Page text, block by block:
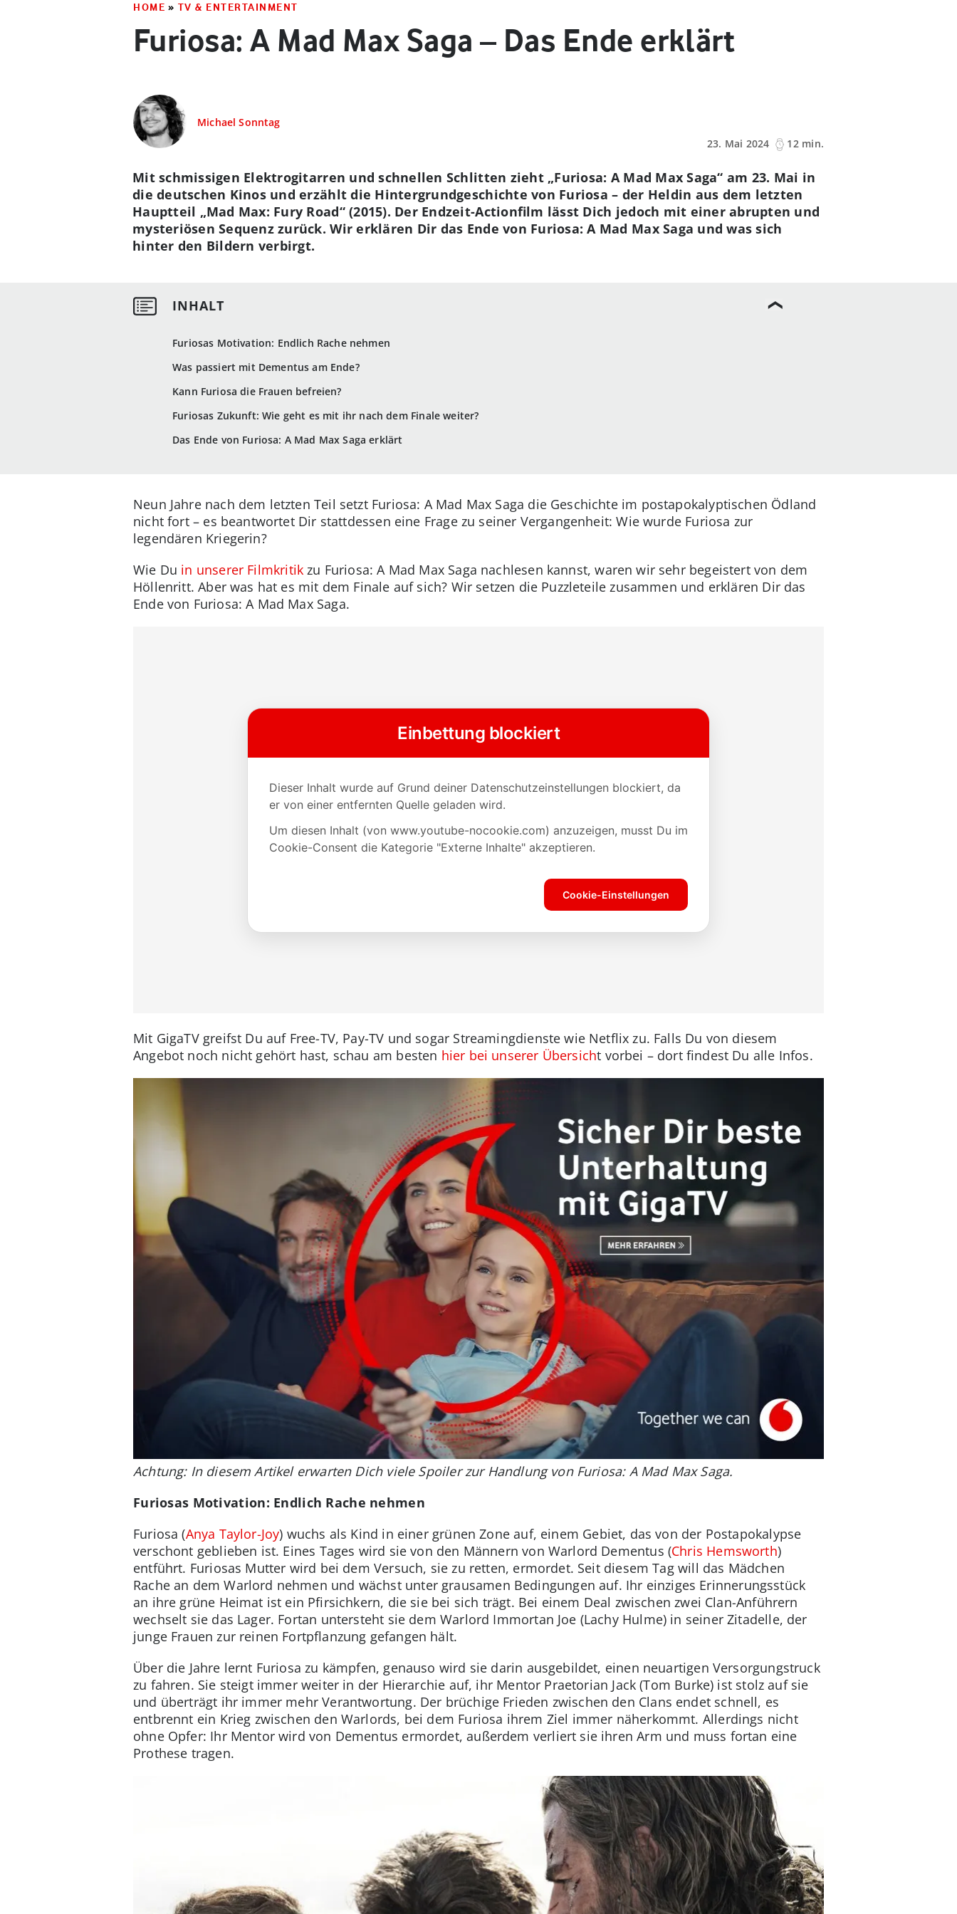
HOME » TV & ENTERTAINMENT
Furiosa: A Mad Max Saga – Das Ende erklärt
Michael Sonntag
23. Mai 2024
12 min.
Furiosas Motivation: Endlich Rache nehmen
Was passiert mit Dementus am Ende?
Kann Furiosa die Frauen befreien?
Furiosas Zukunft: Wie geht es mit ihr nach dem Finale weiter?
Das Ende von Furiosa: A Mad Max Saga erklärt
Mit schmissigen Elektrogitarren und schnellen Schlitten zieht „Furiosa: A Mad Max Saga“ am 23. Mai in
die deutschen Kinos und erzählt die Hintergrundgeschichte von Furiosa – der Heldin aus dem letzten
Hauptteil „Mad Max: Fury Road“ (2015). Der Endzeit-Actionfilm lässt Dich jedoch mit einer abrupten und
mysteriösen Sequenz zurück. Wir erklären Dir das Ende von Furiosa: A Mad Max Saga und was sich
hinter den Bildern verbirgt.
Neun Jahre nach dem letzten Teil setzt Furiosa: A Mad Max Saga die Geschichte im postapokalyptischen Ödland
nicht fort – es beantwortet Dir stattdessen eine Frage zu seiner Vergangenheit: Wie wurde Furiosa zur
legendären Kriegerin?
Wie Du in unserer Filmkritik zu Furiosa: A Mad Max Saga nachlesen kannst, waren wir sehr begeistert von dem
Höllenritt. Aber was hat es mit dem Finale auf sich? Wir setzen die Puzzleteile zusammen und erklären Dir das
Ende von Furiosa: A Mad Max Saga.
Mit GigaTV greifst Du auf Free-TV, Pay-TV und sogar Streamingdienste wie Netflix zu. Falls Du von diesem
Angebot noch nicht gehört hast, schau am besten hier bei unserer Übersicht vorbei – dort findest Du alle Infos.
Achtung: In diesem Artikel erwarten Dich viele Spoiler zur Handlung von Furiosa: A Mad Max Saga.
Furiosas Motivation: Endlich Rache nehmen
Furiosa (Anya Taylor-Joy) wuchs als Kind in einer grünen Zone auf, einem Gebiet, das von der Postapokalypse
verschont geblieben ist. Eines Tages wird sie von den Männern von Warlord Dementus (Chris Hemsworth)
entführt. Furiosas Mutter wird bei dem Versuch, sie zu retten, ermordet. Seit diesem Tag will das Mädchen
Rache an dem Warlord nehmen und wächst unter grausamen Bedingungen auf. Ihr einziges Erinnerungsstück
an ihre grüne Heimat ist ein Pfirsichkern, die sie bei sich trägt. Bei einem Deal zwischen zwei Clan-Anführern
wechselt sie das Lager. Fortan untersteht sie dem Warlord Immortan Joe (Lachy Hulme) in seiner Zitadelle, der
junge Frauen zur reinen Fortpflanzung gefangen hält.
Über die Jahre lernt Furiosa zu kämpfen, genauso wird sie darin ausgebildet, einen neuartigen Versorgungstruck
zu fahren. Sie steigt immer weiter in der Hierarchie auf, ihr Mentor Praetorian Jack (Tom Burke) ist stolz auf sie
und überträgt ihr immer mehr Verantwortung. Der brüchige Frieden zwischen den Clans endet schnell, es
entbrennt ein Krieg zwischen den Warlords, bei dem Furiosa ihrem Ziel immer näherkommt. Allerdings nicht
ohne Opfer: Ihr Mentor wird von Dementus ermordet, außerdem verliert sie ihren Arm und muss fortan eine
Prothese tragen.